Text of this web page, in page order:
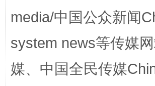
media/中国公众新闻
system news等传媒
媒、中国全民传媒